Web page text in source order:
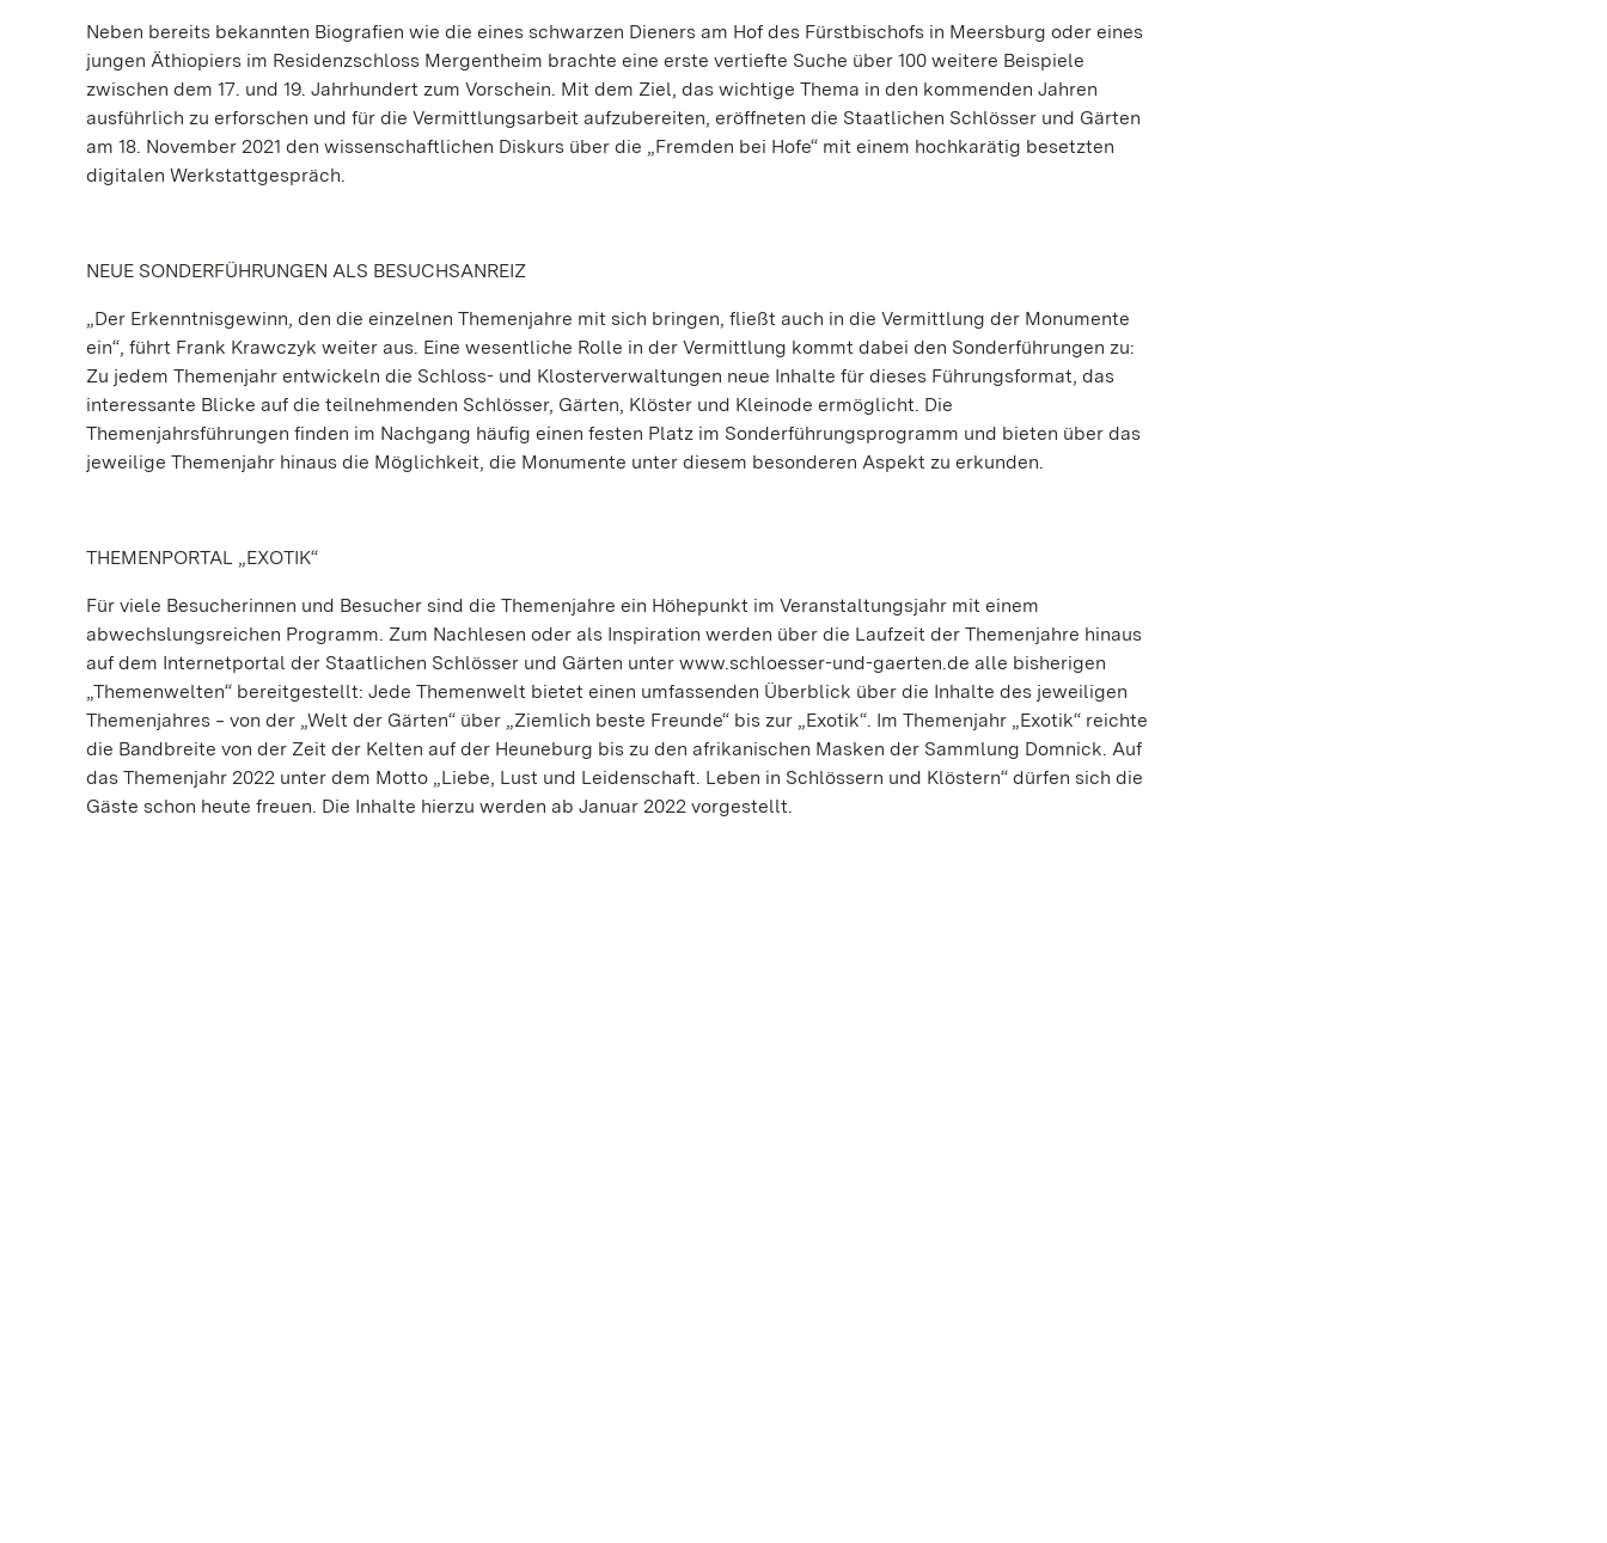
Neben bereits bekannten Biografien wie die eines schwarzen Dieners am Hof des Fürstbischofs in Meersburg oder eines
jungen Äthiopiers im Residenzschloss Mergentheim brachte eine erste vertiefte Suche über 100 weitere Beispiele
zwischen dem 17. und 19. Jahrhundert zum Vorschein. Mit dem Ziel, das wichtige Thema in den kommenden Jahren
ausführlich zu erforschen und für die Vermittlungsarbeit aufzubereiten, eröffneten die Staatlichen Schlösser und Gärten
am 18. November 2021 den wissenschaftlichen Diskurs über die „Fremden bei Hofe“ mit einem hochkarätig besetzten
digitalen Werkstattgespräch.
NEUE SONDERFÜHRUNGEN ALS BESUCHSANREIZ
„Der Erkenntnisgewinn, den die einzelnen Themenjahre mit sich bringen, fließt auch in die Vermittlung der Monumente
ein“, führt Frank Krawczyk weiter aus. Eine wesentliche Rolle in der Vermittlung kommt dabei den Sonderführungen zu:
Zu jedem Themenjahr entwickeln die Schloss- und Klosterverwaltungen neue Inhalte für dieses Führungsformat, das
interessante Blicke auf die teilnehmenden Schlösser, Gärten, Klöster und Kleinode ermöglicht. Die
Themenjahrsführungen finden im Nachgang häufig einen festen Platz im Sonderführungsprogramm und bieten über das
jeweilige Themenjahr hinaus die Möglichkeit, die Monumente unter diesem besonderen Aspekt zu erkunden.
THEMENPORTAL „EXOTIK“
Für viele Besucherinnen und Besucher sind die Themenjahre ein Höhepunkt im Veranstaltungsjahr mit einem
abwechslungsreichen Programm. Zum Nachlesen oder als Inspiration werden über die Laufzeit der Themenjahre hinaus
auf dem Internetportal der Staatlichen Schlösser und Gärten unter www.schloesser-und-gaerten.de alle bisherigen
„Themenwelten“ bereitgestellt: Jede Themenwelt bietet einen umfassenden Überblick über die Inhalte des jeweiligen
Themenjahres ‒ von der „Welt der Gärten“ über „Ziemlich beste Freunde“ bis zur „Exotik“. Im Themenjahr „Exotik“ reichte
die Bandbreite von der Zeit der Kelten auf der Heuneburg bis zu den afrikanischen Masken der Sammlung Domnick. Auf
das Themenjahr 2022 unter dem Motto „Liebe, Lust und Leidenschaft. Leben in Schlössern und Klöstern“ dürfen sich die
Gäste schon heute freuen. Die Inhalte hierzu werden ab Januar 2022 vorgestellt.